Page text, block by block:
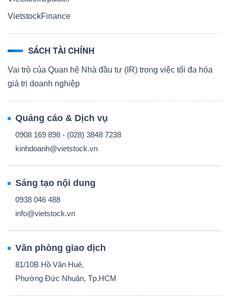
VietstockFinance
SÁCH TÀI CHÍNH
Vai trò của Quan hệ Nhà đầu tư (IR) trong việc tối đa hóa
giá trị doanh nghiệp
Quảng cáo & Dịch vụ
0908 169 898 - (028) 3848 7238
kinhdoanh@vietstock.vn
Sáng tạo nội dung
0938 046 488
info@vietstock.vn
Văn phòng giao dịch
81/10B Hồ Văn Huê,
Phường Đức Nhuận, Tp.HCM